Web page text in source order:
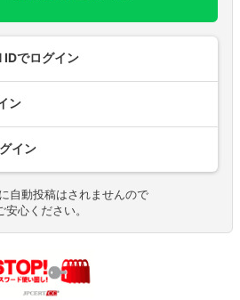
でログイン
ン
イン
自動投稿はされませんので
安心ください。